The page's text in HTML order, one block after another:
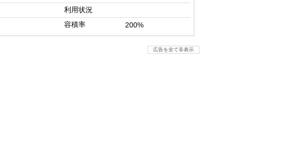
利用状況
容積率 200%
広告を全て非表示